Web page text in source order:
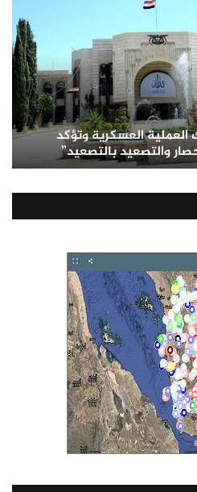
العملية العسكرية وتؤكد
والتصعيد بالتصعيد”